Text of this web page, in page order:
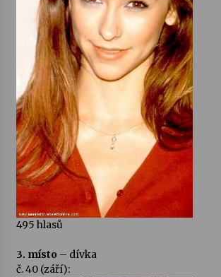
495 hlasů
3. místo – dívka
č. 40 (září):